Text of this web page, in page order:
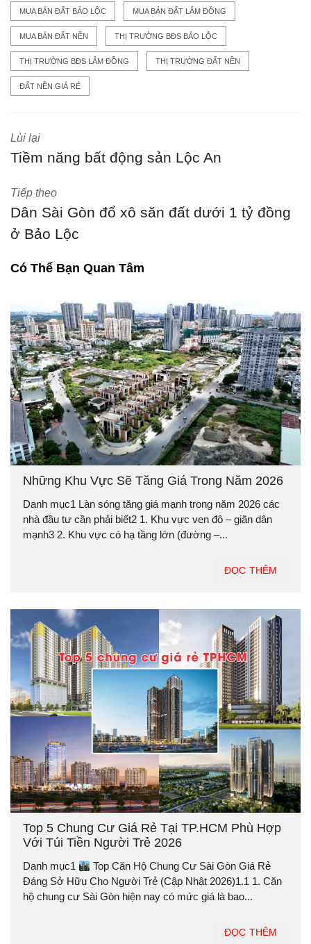
MUA BÁN ĐẤT BẢO LỘC MUA BÁN ĐẤT LÂM ĐỒNG
MUA BÁN ĐẤT NỀN THỊ TRƯỜNG BĐS BẢO LỘC
THỊ TRƯỜNG BĐS LÂM ĐỒNG THỊ TRƯỜNG ĐẤT NỀN
ĐẤT NỀN GIÁ RẺ
Lùi lại
Tiềm năng bất động sản Lộc An
Tiếp theo
Dân Sài Gòn đổ xô săn đất dưới 1 tỷ đồng
ở Bảo Lộc
Có Thể Bạn Quan Tâm
Những Khu Vực Sẽ Tăng Giá Trong Năm 2026
Danh mục1 Làn sóng tăng giá mạnh trong năm 2026 các
nhà đầu tư cần phải biết2 1. Khu vực ven đô – giãn dân
mạnh3 2. Khu vực có hạ tầng lớn (đường –...
ĐỌC THÊM
Top 5 Chung Cư Giá Rẻ Tại TP.HCM Phù Hợp
Với Túi Tiền Người Trẻ 2026
Danh mục1
Top Căn Hộ Chung Cư Sài Gòn Giá Rẻ
Đáng Sở Hữu Cho Người Trẻ (Cập Nhật 2026)1.1 1. Căn
hộ chung cư Sài Gòn hiện nay có mức giá là bao...
ĐỌC THÊM